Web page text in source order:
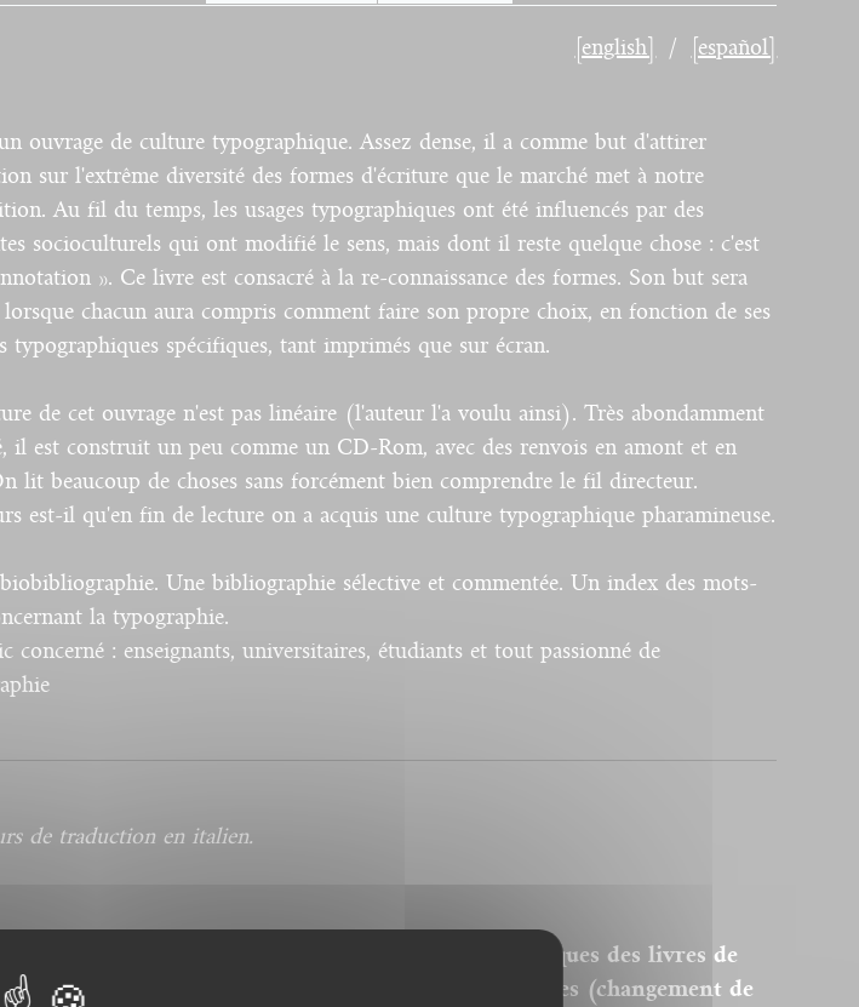
[english] [español]
ouvrage de culture typographique. Assez dense, il a comme but d'attirer
sur l'extrême diversité des formes d'écriture que le marché met à notre
Au fil du temps, les usages typographiques ont été influencés par des
socioculturels qui ont modifié le sens, mais dont il reste quelque chose : c'est
». Ce livre est consacré à la re-connaissance des formes. Son but sera
chacun aura compris comment faire son propre choix, en fonction de ses
typographiques spécifiques, tant imprimés que sur écran.
de cet ouvrage n'est pas linéaire (l'auteur l'a voulu ainsi). Très abondamment
il est construit un peu comme un CD-Rom, avec des renvois en amont et en
lit beaucoup de choses sans forcément bien comprendre le fil directeur.
est-il qu'en fin de lecture on a acquis une culture typographique pharamineuse.
Une bibliographie sélective et commentée. Un index des mots-
la typographie.
concerné : enseignants, universitaires, étudiants et tout passionné de
de traduction en italien.
Nos ebooks sont des versions PDF homothétiques des livres de
nos catalogues. Ils ne sont donc pas modifiables (changement de